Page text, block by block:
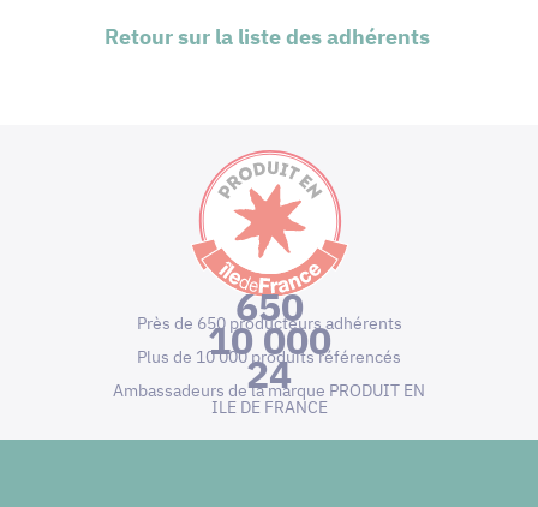
Retour sur la liste des adhérents
650
Près de 650 producteurs adhérents
10 000
Plus de 10 000 produits référencés
24
Ambassadeurs de la marque PRODUIT EN
ILE DE FRANCE